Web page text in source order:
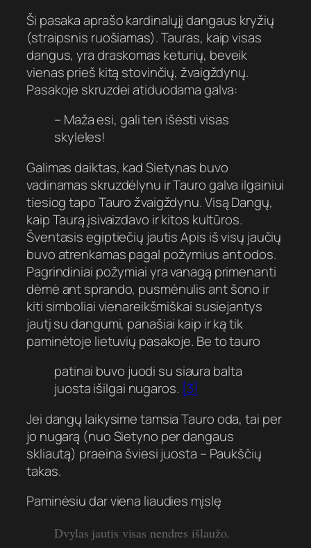
Ši pasaka aprašo kardinalųjį dangaus kryžių
(straipsnis ruošiamas). Tauras, kaip visas
dangus, yra draskomas keturių, beveik
vienas prieš kitą stovinčių, žvaigždynų.
Pasakoje skruzdei atiduodama galva:
– Maža esi, gali ten išėsti visas
skyleles!
Galimas daiktas, kad Sietynas buvo
vadinamas skruzdėlynu ir Tauro galva ilgainiui
tiesiog tapo Tauro žvaigždynu. Visą Dangų,
kaip Taurą įsivaizdavo ir kitos kultūros.
Šventasis egiptiečių jautis Apis iš visų jaučių
buvo atrenkamas pagal požymius ant odos.
Pagrindiniai požymiai yra vanagą primenanti
dėmė ant sprando, pusmėnulis ant šono ir
kiti simboliai vienareikšmiškai susiejantys
jautį su dangumi, panašiai kaip ir ką tik
paminėtoje lietuvių pasakoje. Be to tauro
patinai buvo juodi su siaura balta
juosta išilgai nugaros. [3]
Jei dangų laikysime tamsia Tauro oda, tai per
jo nugarą (nuo Sietyno per dangaus
skliautą) praeina šviesi juosta – Paukščių
takas.
Paminėsiu dar viena liaudies mįslę
Dvylas jautis visas nendres išlaužo.